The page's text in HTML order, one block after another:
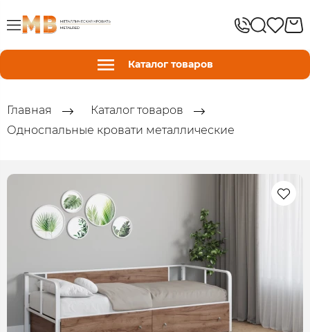
Каталог товаров
Главная
Каталог товаров
Односпальные кровати металлические